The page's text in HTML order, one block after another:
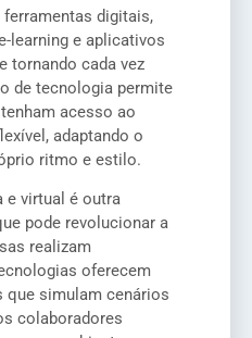
ferramentas digitais,
learning e aplicativos
tornando cada vez
de tecnologia permite
acesso ao
adaptando o
ritmo e estilo.
e virtual é outra
pode revolucionar a
realizam
oferecem
que simulam cenários
colaboradores